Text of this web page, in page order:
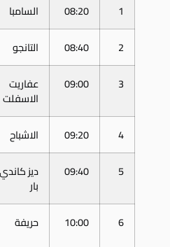
1
08:20 السامبا
2
08:40 التانجو
3
09:00 عفاريت
الاسفلت
4
09:20 الاشباح
5
09:40 ديز كاندي
بار
6
10:00 حريفة